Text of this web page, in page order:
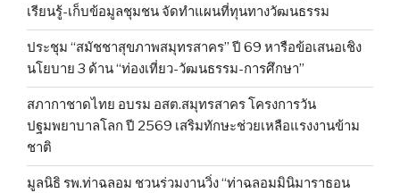
เรียนรู้-เก็บข้อมูลชุมชน จัดทำแผนที่ทุนทางวัฒนธรรม
ประชุม “สมัชชาสุขภาพสมุทรสาคร” ปี 69 หารือข้อเสนอเชิง
นโยบาย 3 ด้าน “ท่องเที่ยว-วัฒนธรรม-การศึกษา”
สภากาชาดไทย อบรม อสต.สมุทรสาคร โครงการวัน
ปฐมพยาบาลโลก ปี 2569 เสริมทักษะช่วยเหลือแรงงานข้าม
ชาติ
มูลนิธิ รพ.ท่าฉลอม ชวนร่วมงานวิ่ง “ท่าฉลอมมินิมาราธอน